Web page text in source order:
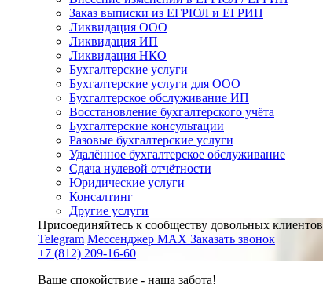
Заказ выписки из ЕГРЮЛ и ЕГРИП
Ликвидация ООО
Ликвидация ИП
Ликвидация НКО
Бухгалтерские услуги
Бухгалтерские услуги для ООО
Бухгалтерское обслуживание ИП
Восстановление бухгалтерского учёта
Бухгалтерские консультации
Разовые бухгалтерские услуги
Удалённое бухгалтерское обслуживание
Сдача нулевой отчётности
Юридические услуги
Консалтинг
Другие услуги
Присоединяйтесь к сообществу довольных клиентов
Telegram Мессенджер MAX Заказать звонок
+7 (812) 209-16-60
Ваше спокойствие - наша забота!